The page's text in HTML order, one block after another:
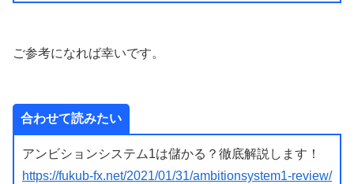
ご参考になれば幸いです。
合わせて読みたい
アンビションシステム1は儲かる？徹底解説します！
https://fukub-fx.net/2021/01/31/ambitionsystem1-review/